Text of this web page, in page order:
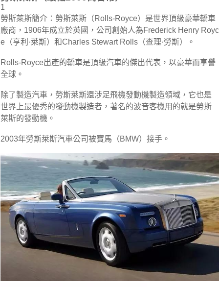
1
勞斯萊斯簡介：勞斯萊斯（Rolls-Royce）是世界頂級豪華轎車
廠商，1906年成立於英國，公司創始人為Frederick Henry Royc
e（亨利·萊斯）和Charles Stewart Rolls（查理·勞斯）。
Rolls-Royce出產的轎車是頂級汽車的傑出代表，以豪華而享譽
全球。
除了製造汽車，勞斯萊斯還涉足飛機發動機製造領域，它也是
世界上最優秀的發動機製造者，著名的波音客機用的就是勞斯
萊斯的發動機。
2003年勞斯萊斯汽車公司被寶馬（BMW）接手。